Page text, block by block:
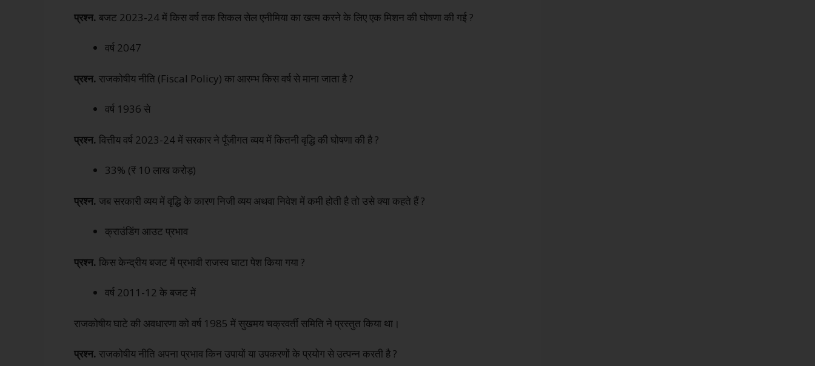
प्रश्न. बजट 2023-24 में किस वर्ष तक सिकल सेल एनीमिया का खत्म करने के लिए एक मिशन की घोषणा की गई ?
वर्ष 2047
प्रश्न. राजकोषीय नीति (Fiscal Policy) का आरम्भ किस वर्ष से माना जाता है ?
वर्ष 1936 से
प्रश्न. वित्तीय वर्ष 2023-24 में सरकार ने पूँजीगत व्यय में कितनी वृद्धि की घोषणा की है ?
33% (₹ 10 लाख करोड़)
प्रश्न. जब सरकारी व्यय में वृद्धि के कारण निजी व्यय अथवा निवेश में कमी होती है तो उसे क्या कहते हैं ?
क्राउंडिंग आउट प्रभाव
प्रश्न. किस केन्द्रीय बजट में प्रभावी राजस्व घाटा पेश किया गया ?
वर्ष 2011-12 के बजट में
राजकोषीय घाटे की अवधारणा को वर्ष 1985 में सुखमय चक्रवर्ती समिति ने प्रस्तुत किया था।
प्रश्न. राजकोषीय नीति अपना प्रभाव किन उपायों या उपकरणों के प्रयोग से उत्पन्न करती है ?